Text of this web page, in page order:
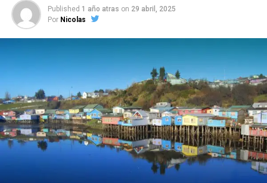
Published 1 año atras on 29 abril, 2025
Por Nicolas